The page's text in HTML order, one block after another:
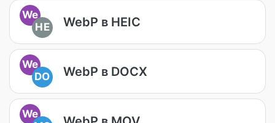
We
HE
WebP в HEIC
We
DO
WebP в DOCX
We